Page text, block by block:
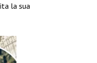
la sua